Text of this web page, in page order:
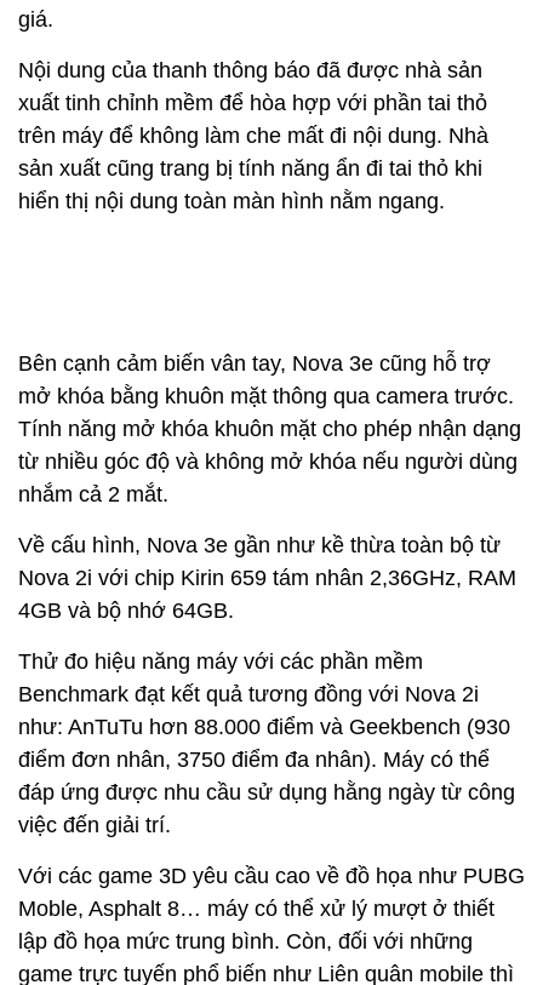
giá.
Nội dung của thanh thông báo đã được nhà sản
xuất tinh chỉnh mềm để hòa hợp với phần tai thỏ
trên máy để không làm che mất đi nội dung. Nhà
sản xuất cũng trang bị tính năng ẩn đi tai thỏ khi
hiển thị nội dung toàn màn hình nằm ngang.
Bên cạnh cảm biến vân tay, Nova 3e cũng hỗ trợ
mở khóa bằng khuôn mặt thông qua camera trước.
Tính năng mở khóa khuôn mặt cho phép nhận dạng
từ nhiều góc độ và không mở khóa nếu người dùng
nhắm cả 2 mắt.
Về cấu hình, Nova 3e gần như kề thừa toàn bộ từ
Nova 2i với chip Kirin 659 tám nhân 2,36GHz, RAM
4GB và bộ nhớ 64GB.
Thử đo hiệu năng máy với các phần mềm
Benchmark đạt kết quả tương đồng với Nova 2i
như: AnTuTu hơn 88.000 điểm và Geekbench (930
điểm đơn nhân, 3750 điểm đa nhân). Máy có thể
đáp ứng được nhu cầu sử dụng hằng ngày từ công
việc đến giải trí.
Với các game 3D yêu cầu cao về đồ họa như PUBG
Moble, Asphalt 8… máy có thể xử lý mượt ở thiết
lập đồ họa mức trung bình. Còn, đối với những
game trực tuyến phổ biến như Liên quân mobile thì